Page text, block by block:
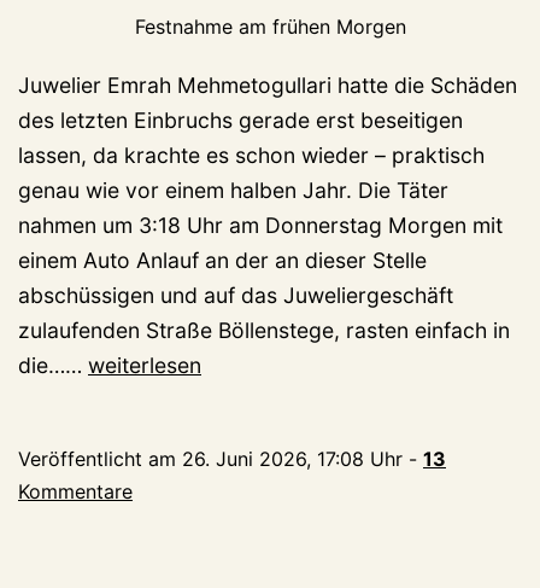
Festnahme am frühen Morgen
Juwelier Emrah Mehmetogullari hatte die Schäden
des letzten Einbruchs gerade erst beseitigen
lassen, da krachte es schon wieder – praktisch
genau wie vor einem halben Jahr. Die Täter
nahmen um 3:18 Uhr am Donnerstag Morgen mit
einem Auto Anlauf an der an dieser Stelle
abschüssigen und auf das Juweliergeschäft
zulaufenden Straße Böllenstege, rasten einfach in
die…… Hier
Polizei
einen
weiterlesen
Veröffentlicht am 26. Juni 2026, 17:08 Uhr - 13
Kommentare